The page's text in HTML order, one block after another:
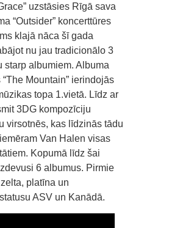
uzstāsies Rīgā sava
“Outsider” koncerttūres
klajā nāca šī gada
nu jau tradicionālo 3
starp albumiem. Albuma
Mountain” ierindojās
topa 1.vietā. Līdz ar
3DG kompozīciju
virsotnēs, kas līdzinās tādu
Van Halen visas
Kopumā līdz šai
6 albumus. Pirmie
platīna un
ASV un Kanādā.